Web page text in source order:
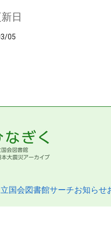
日
05
国会図書館サーチお知らせ